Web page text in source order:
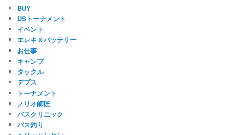
BUY
USトーナメント
イベント
エレキ＆バッテリー
お仕事
キャンプ
タックル
デプス
トーナメント
ノリオ師匠
バスクリニック
バス釣り